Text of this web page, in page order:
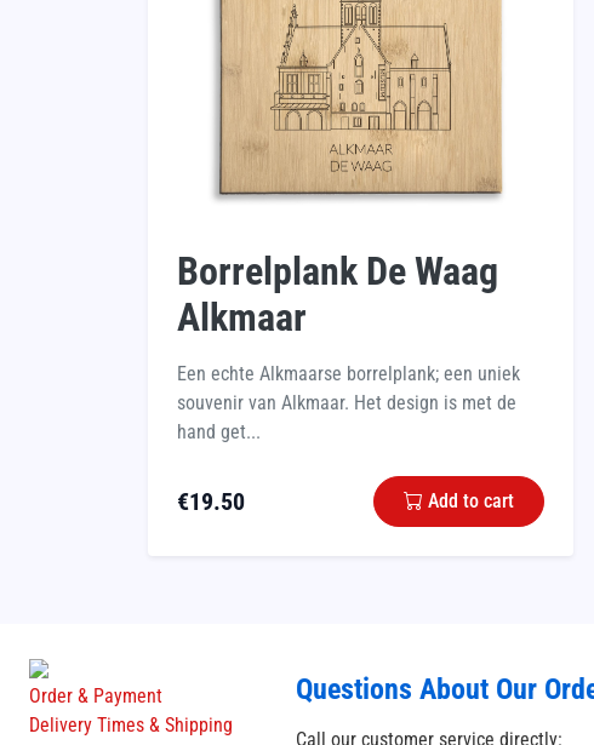
Borrelplank De Waag
Alkmaar
Een echte Alkmaarse borrelplank; een uniek
souvenir van Alkmaar. Het design is met de
hand get...
€19.50 Add to cart
Order & Payment
Delivery Times & Shipping
Questions About Our
Call our customer service directly: